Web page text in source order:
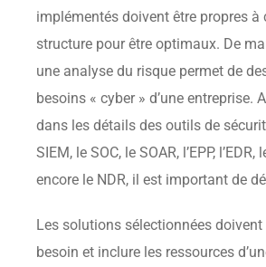
implémentés doivent être propres à
structure pour être optimaux. De
une analyse du risque permet de
besoins « cyber » d’une entreprise.
dans les détails des outils de
SIEM, le SOC, le SOAR, l’EPP, l’EDR,
encore le NDR, il est important de
Les solutions sélectionnées doivent
besoin et inclure les ressources